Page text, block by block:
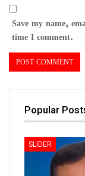
Save my name,
time I comment.
Popular
SLIDER